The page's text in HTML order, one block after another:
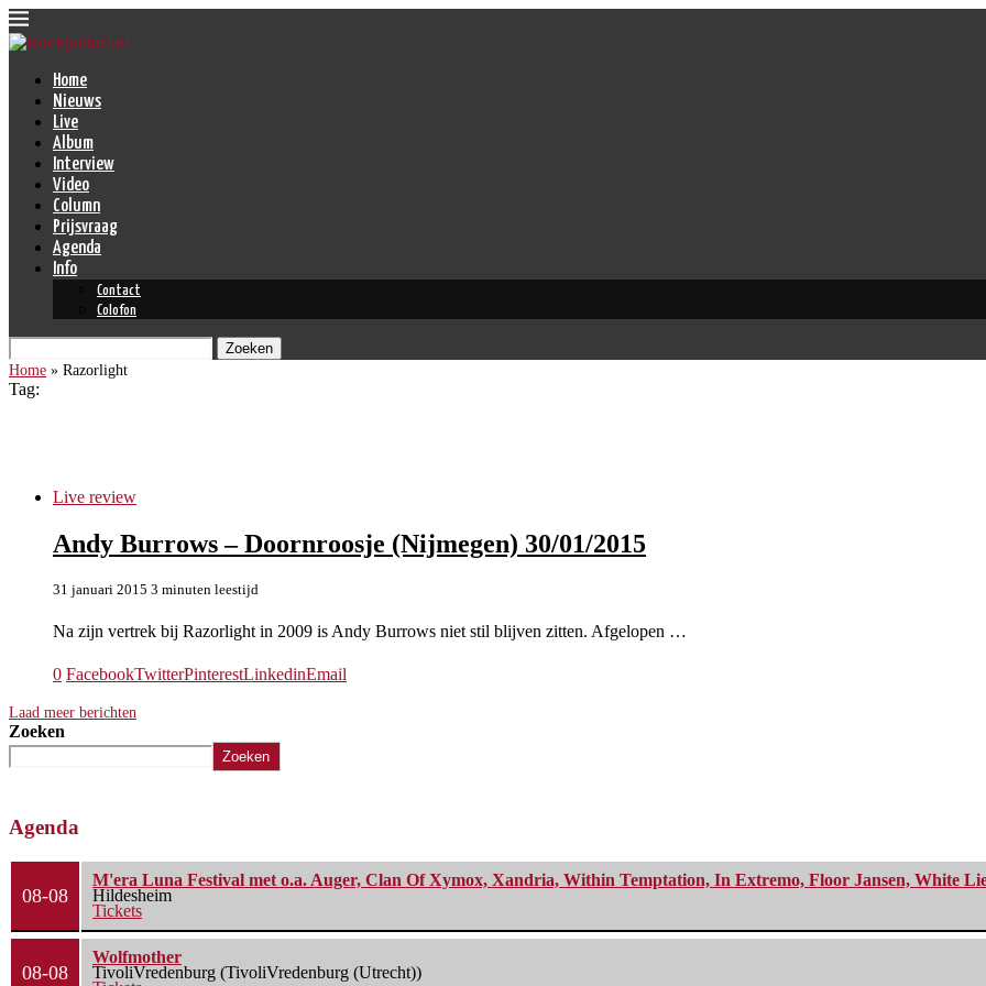
Home
Nieuws
Live
Album
Interview
Video
Column
Prijsvraag
Agenda
Info
Contact
Colofon
Zoeken
Home » Razorlight
Tag:
Live review
Andy Burrows – Doornroosje (Nijmegen) 30/01/2015
31 januari 2015 3 minuten leestijd
Na zijn vertrek bij Razorlight in 2009 is Andy Burrows niet stil blijven zitten. Afgelopen …
0 FacebookTwitterPinterestLinkedinEmail
Laad meer berichten
Zoeken
Zoeken
Agenda
08-08
M'era Luna Festival met o.a. Auger, Clan Of Xymox, Xandria, Within Temptation, In Extremo, Floor Jansen, White
Hildesheim
Tickets
08-08
Wolfmother
TivoliVredenburg (TivoliVredenburg (Utrecht))